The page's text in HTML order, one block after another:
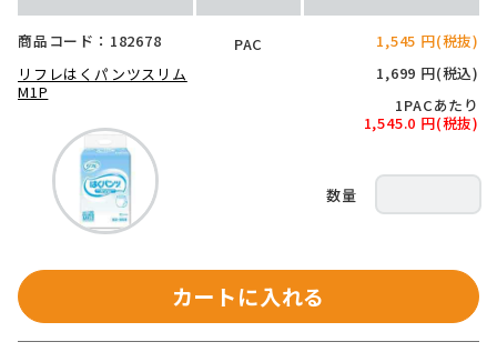
商品コード：182678
リフレはくパンツスリム
M1P
PAC
1,545 円(税抜)
1,699 円(税込)
1PACあたり
1,545.0 円(税抜)
カートに入れる